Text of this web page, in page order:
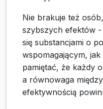
Nie brakuje też
szybszych efektów
się substancjami o
wspomagającym,
pamiętać, że każdy
a równowaga
efektywnością